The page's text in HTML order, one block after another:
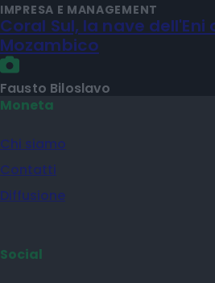
IMPRESA E MANAGEMENT
Coral Sul, la nave dell'Eni
Mozambico
Fausto Biloslavo
Moneta
Chi siamo
Contatti
Diffusione
Social